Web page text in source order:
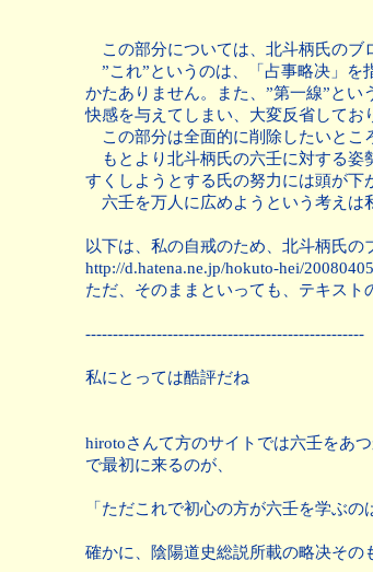
この部分については、北斗柄氏のブ
”これ”というのは、「占事略决」を
かたありません。また、”第一線”と
快感を与えてしまい、大変反省してお
この部分は全面的に削除したいとこ
もとより北斗柄氏の六壬に対する姿
すくしようとする氏の努力には頭が下
六壬を万人に広めようという考えは
以下は、私の自戒のため、北斗柄氏の
http://d.hatena.ne.jp/hokuto-hei/
ただ、そのままといっても、テキスト
---------------------------------------------------
私にとっては酷評だね
hirotoさんて方のサイトでは六壬をあ
で最初に来るのが、
「ただこれで初心の方が六壬を学ぶ
確かに、陰陽道史総説所載の略决その